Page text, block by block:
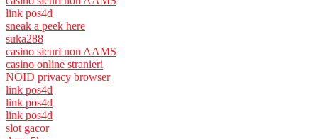
link pos4d
sneak a peek here
suka288
casino sicuri non AAMS
casino online stranieri
NOID privacy browser
link pos4d
link pos4d
link pos4d
slot gacor